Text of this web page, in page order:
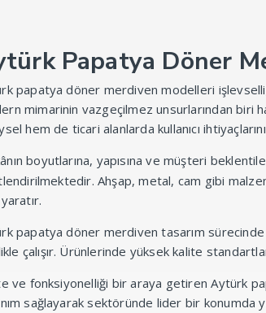
Papatya Döner
papatya döner merdiven modelleri
mimarinin vazgeçilmez unsurlarından biri
hem de ticari alanlarda kullanıcı
boyutlarına, yapısına ve müşteri
Ahşap, metal, cam gibi
papatya döner merdiven tasarım
çalışır. Ürünlerinde yüksek kalite
ve fonksiyonelliği bir araya getiren Aytürk
sağlayarak sektöründe lider bir konumda